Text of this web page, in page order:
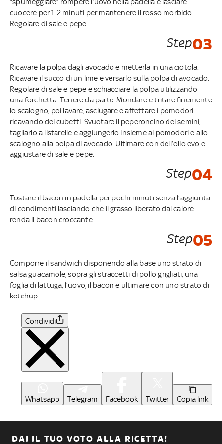
“spumeggiare” rompere l’uovo nella padella e lasciare
cuocere per 1-2 minuti per mantenere il rosso morbido.
Regolare di sale e pepe.
Step03
Ricavare la polpa dagli avocado e metterla in una ciotola.
Ricavare il succo di un lime e versarlo sulla polpa di avocado.
Regolare di sale e pepe e schiacciare la polpa utilizzando
una forchetta. Tenere da parte. Mondare e tritare finemente
lo scalogno, poi lavare, asciugare e affettare i pomodori
ricavando dei cubetti. Svuotare il peperoncino dei semini,
tagliarlo a listarelle e aggiungerlo insieme ai pomodori e allo
scalogno alla polpa di avocado. Ultimare con dell’olio evo e
aggiustare di sale e pepe.
Step04
Tostare il bacon in padella per pochi minuti senza l’aggiunta
di condimenti lasciando che il grasso liberato dal calore
renda il bacon croccante.
Step05
Comporre il sandwich disponendo alla base uno strato di
salsa guacamole, sopra gli straccetti di pollo grigliati, una
foglia di lattuga, l’uovo, il bacon e ultimare con uno strato di
ketchup.
Condividi
Whatsapp Telegram Facebook Twitter Copia link
DAI IL TUO VOTO ALLA RICETTA!